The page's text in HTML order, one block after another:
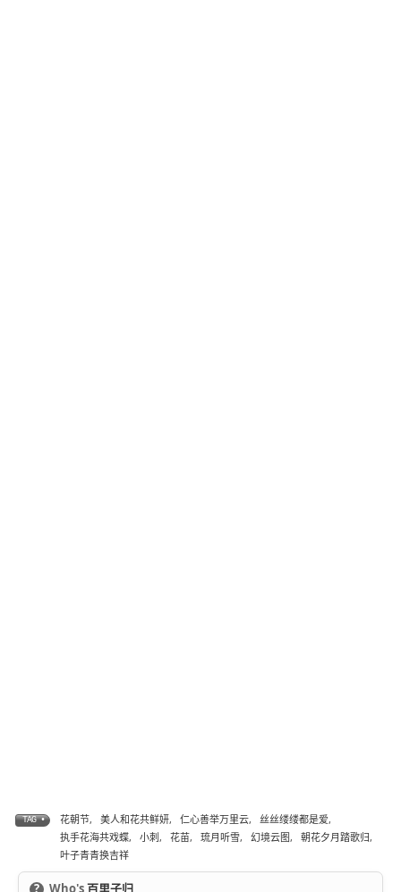
TAG • 花朝节, 美人和花共鲜妍, 仁心善举万里云, 丝丝缕缕都是爱,
执手花海共戏蝶, 小刺, 花苗, 琉月听雪, 幻境云图, 朝花夕月踏歌归,
叶子青青换吉祥
? Who's百里子归